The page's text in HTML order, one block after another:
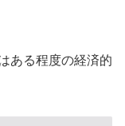
ある程度の経済的